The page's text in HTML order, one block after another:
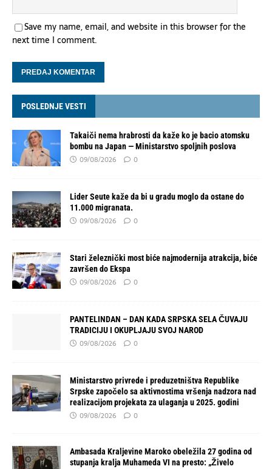
Save my name, email, and website in this browser for the
next time I comment.
POSLEDNJE VESTI
Takaiči nema hrabrosti da kaže ko je bacio atomsku
bombu na Japan — Ministarstvo spoljnih poslova
09/08/2026 0
Lider Seute kaže da bi u gradu moglo da ostane do
11.000 migranata.
09/08/2026 0
Stari železnički most biće najmodernija atrakcija, biće
završen do Ekspa
09/08/2026 0
PANTELINDAN – DAN KADA SRPSKA SELA ČUVAJU
TRADICIJU I OKUPLJAJU SVOJ NAROD
09/08/2026 0
Ministarstvo privrede i preduzetništva Republike
Srpske započelo sa aktivnostima vršenja nadzora nad
realizacijom projekata za ulaganja u 2025. godini
09/08/2026 0
Ambasada Kraljevine Maroko obeležila 27 godina od
stupanja kralja Muhameda VI na presto: „Živelo